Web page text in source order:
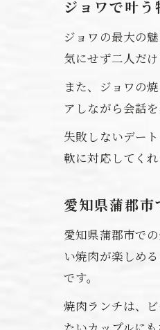
ジョワで叶
ジョワの最大の
気にせず二人だ
また、ジョワの
アしながら会話
失敗しないデー
軟に対応してく
愛知県蒲郡市
愛知県蒲郡市で
い焼肉が楽しめ
です。
焼肉ランチは、